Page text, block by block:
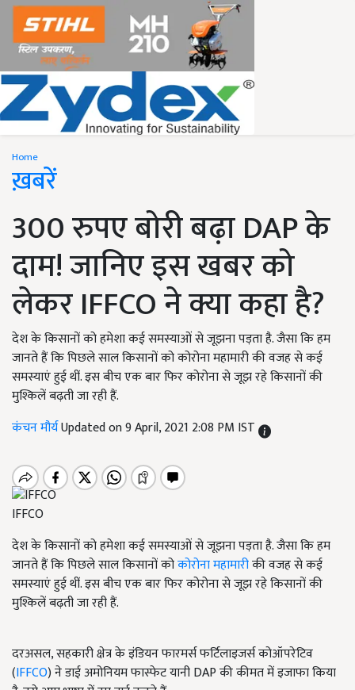
Home
ख़बरें
300 रुपए बोरी बढ़ा DAP के
दाम! जानिए इस खबर को
लेकर IFFCO ने क्या कहा है?
देश के किसानों को हमेशा कई समस्याओं से जूझना पड़ता है. जैसा कि हम
जानते हैं कि पिछले साल किसानों को कोरोना महामारी की वजह से कई
समस्याएं हुई थीं. इस बीच एक बार फिर कोरोना से जूझ रहे किसानों की
मुश्किलें बढ़ती जा रही हैं.
कंचन मौर्यUpdated on 9 April, 2021 2:08 PM IST
IFFCO
देश के किसानों को हमेशा कई समस्याओं से जूझना पड़ता है. जैसा कि हम
जानते हैं कि पिछले साल किसानों कोकोरोना महामारीकी वजह से कई
समस्याएं हुई थीं. इस बीच एक बार फिर कोरोना से जूझ रहे किसानों की
मुश्किलें बढ़ती जा रही हैं.
दरअसल, सहकारी क्षेत्र के इंडियन फारमर्स फर्टिलाइजर्स कोऑपरेटिव
(IFFCO) ने डाई अमोनियम फास्फेट यानी DAP की कीमत में इजाफा किया